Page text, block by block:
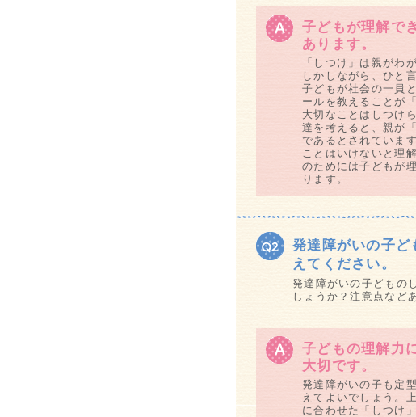
子どもが理解で
あります。
「しつけ」は親がわ
しかしながら、ひと
子どもが社会の一員
ールを教えることが
大切なことはしつけ
達を考えると、親が
であるとされていま
ことはいけないと理
のためには子どもが
ります。
発達障がいの子ど
えてください。
発達障がいの子どもの
しょうか？注意点など
子どもの理解力
大切です。
発達障がいの子も定
えてよいでしょう。
に合わせた「しつけ